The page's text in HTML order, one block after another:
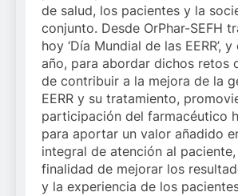
de salud, los pacientes y la
conjunto. Desde OrPhar-SEFH
hoy ‘Día Mundial de las EERR’,
año, para abordar dichos retos
de contribuir a la mejora de la
EERR y su tratamiento,
participación del farmacéutico
para aportar un valor añadido
integral de atención al
finalidad de mejorar los
y la experiencia de los pacientes